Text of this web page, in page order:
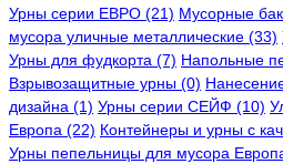
Урны серии ЕВРО (21) Мусорные
мусора уличные металлические (33)
Урны для фудкорта (7) Напольные
Взрывозащитные урны (0)
дизайна (1) Урны серии СЕЙФ (10)
Европа (22) Контейнеры и урны с
Урны пепельницы для мусора